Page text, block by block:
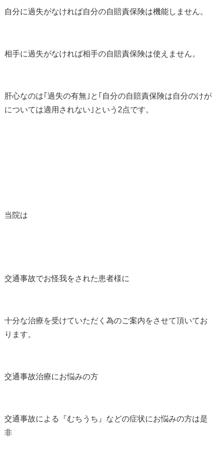
自分に過失がなければ自分の自賠責保険は機能しません。
相手に過失がなければ相手の自賠責保険は使えません。
肝心なのは｢過失の有無｣と｢自分の自賠責保険は自分のけが
については適用されない｣という2点です。
当院は
交通事故でお怪我をされた患者様に
十分な治療を受けていただく為のご案内をさせて頂いてお
ります。
交通事故治療にお悩みの方
交通事故による『むちうち』などの症状にお悩みの方は是
非